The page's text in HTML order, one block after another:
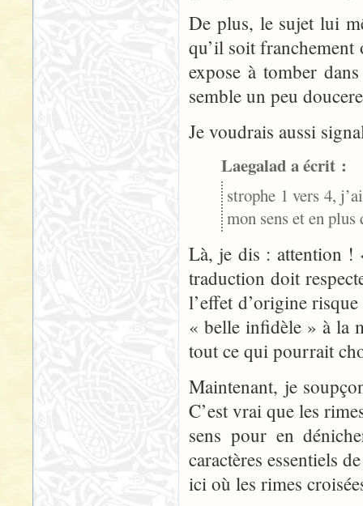
De plus, le sujet lui
qu’il soit
expose à tomber
semble un peu
Je voudrais aussi
Laegalad a écrit :
strophe 1 vers 4,
mon sens et en
Là, je dis : attention !
traduction doit
l’effet d’origine
« belle infidèle » à la
tout ce qui pourrait
Maintenant, je
C’est vrai que les
sens pour en
caractères essentiels
ici où les rimes